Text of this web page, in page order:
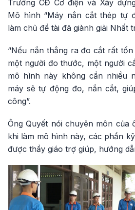
Trường CĐ Cơ điện và Xây
Mô hình “Máy nắn cắt thép tự
làm chủ đề tài đã giành giải Nhất
“Nếu nắn thẳng ra đo cắt rất
một người đo thước, một người
mô hình này không cần nhiều
máy sẽ tự động đo, nắn cắt,
công”.
Ông Quyết nói chuyên môn của
khi làm mô hình này, các phần
được thầy giáo trợ giúp, hướng